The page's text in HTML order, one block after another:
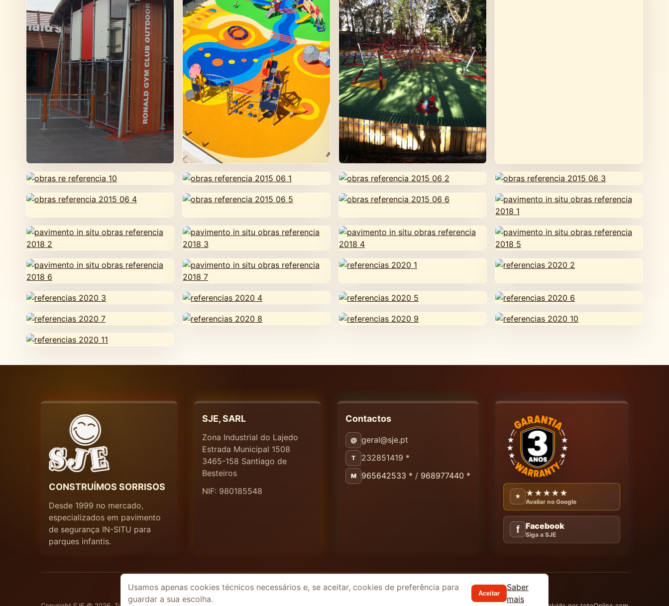
CONSTRUÍMOS SORRISOS
Desde 1999 no mercado,
especializados em pavimento
de segurança IN-SITU para
parques infantis.
SJE, SARL
Zona Industrial do Lajedo
Estrada Municipal 1508
3465-158 Santiago de
Besteiros
NIF: 980185548
Contactos
@ geral@sje.pt
T 232851419 *
M 965642533 * / 968977440 *
★ ★★★★★
Avaliar no Google
f Facebook
Siga a SJE
RGPD CookiesTermosNIS2AcessibilidadeLivro de Reclamações
Usamos apenas cookies técnicos necessários e, se aceitar, cookies de preferência para
guardar a sua escolha.
Aceitar
Saber
mais